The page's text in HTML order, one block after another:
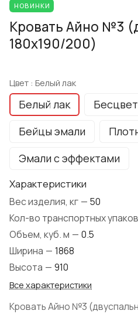
НОВИНКИ
Кровать Айно №3
180x190/200)
Цвет : Белый лак
Белый лак
Бейцы эмали
Эмали с эффектами
Характеристики
Вес изделия, кг — 50
Кол-во транспортных
Объем, куб. м — 0.5
Ширина — 1868
Высота — 910
Все характеристики
Кровать Айно №3